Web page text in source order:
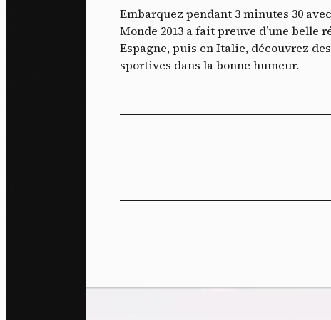
Embarquez pendant 3 minutes 30
Monde 2013 a fait preuve d’une
Espagne, puis en Italie, découvrez
sportives dans la bonne humeur.